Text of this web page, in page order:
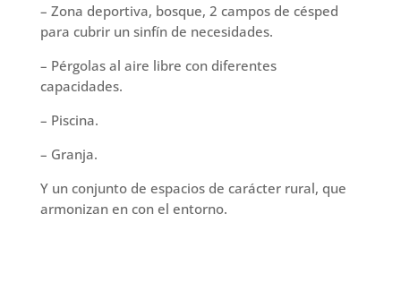
– Zona deportiva, bosque, 2 campos de césped
para cubrir un sinfín de necesidades.
– Pérgolas al aire libre con diferentes
capacidades.
– Piscina.
– Granja.
Y un conjunto de espacios de carácter rural, que
armonizan en con el entorno.